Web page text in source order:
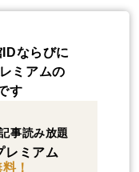
ならびに
ミアムの
す
事読み放題
レミアム
！